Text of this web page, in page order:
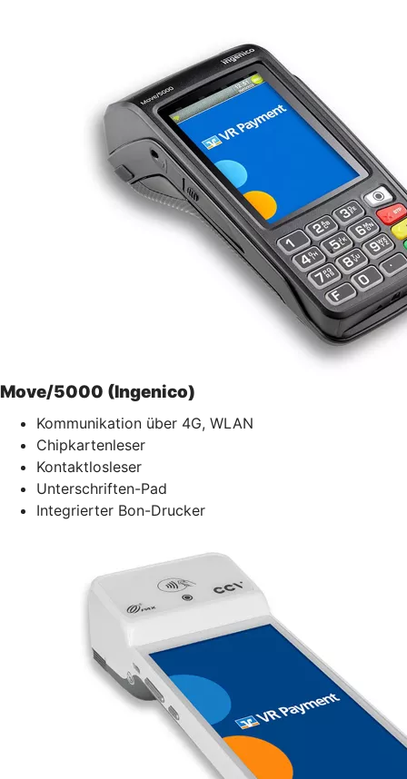
Move/5000 (Ingenico)
Kommunikation über 4G, WLAN
Chipkartenleser
Kontaktlosleser
Unterschriften-Pad
Integrierter Bon-Drucker